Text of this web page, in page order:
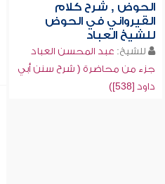
الحوض , شرح كلام
القيرواني في الحوض
للشيخ العباد
للشيخ: عبد المحسن العباد
جزء من محاضرة ( شرح سنن أبي
داود [538])